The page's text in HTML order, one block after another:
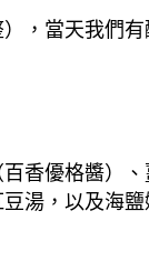
，當天我們
香優格醬）
湯，以及海鹽